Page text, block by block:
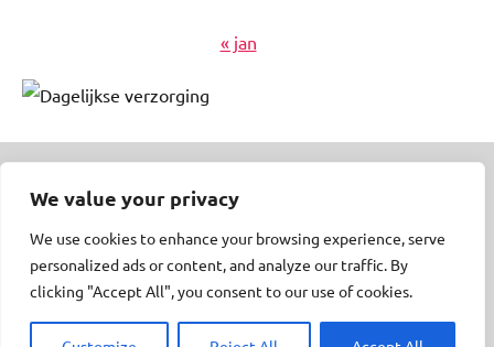
We value your privacy
We use cookies to enhance your browsing experience, serve
personalized ads or content, and analyze our traffic. By
clicking "Accept All", you consent to our use of cookies.
« jan
Samenwerking met:
Oudersenzo.nl - Kinderliedjes.info
50enzo.nl-Peuteren.nl